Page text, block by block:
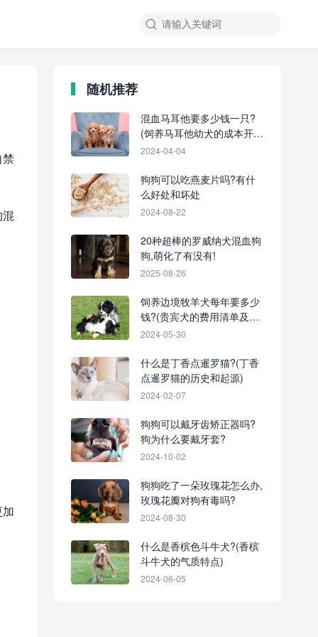
随机推荐
混血马耳他要多少钱一只?
(饲养马耳他幼犬的成本开
销)
2024-04-04
狗狗可以吃燕麦片吗?有什
么好处和坏处
2024-08-22
20种超棒的罗威纳犬混血狗
狗,萌化了有没有!
2025-08-26
饲养边境牧羊犬每年要多少
钱?(贵宾犬的费用清单及省
钱技巧)
2024-05-30
什么是丁香点暹罗猫?(丁香
点暹罗猫的历史和起源)
2024-02-07
狗狗可以戴牙齿矫正器吗?
狗为什么要戴牙套?
2024-10-02
狗狗吃了一朵玫瑰花怎么办,
玫瑰花瓣对狗有毒吗?
2024-08-30
什么是香槟色斗牛犬?(香槟
斗牛犬的气质特点)
2024-06-05